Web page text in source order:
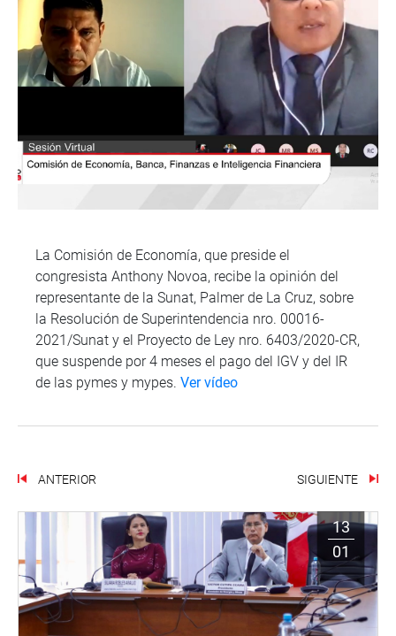
La Comisión de Economía, que preside el
congresista Anthony Novoa, recibe la opinión del
representante de la Sunat, Palmer de La Cruz, sobre
la Resolución de Superintendencia nro. 00016-
2021/Sunat y el Proyecto de Ley nro. 6403/2020-CR,
que suspende por 4 meses el pago del IGV y del IR
de las pymes y mypes. Ver vídeo
ANTERIOR SIGUIENTE
13
01